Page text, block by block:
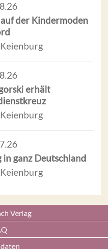
der Kindermoden
erhält
ganz Deutschland
Verlag